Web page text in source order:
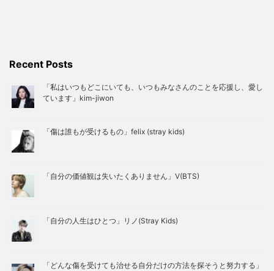
Recent Posts
「私はいつもどこにいても、いつもみなさんのことを応援し、愛し
ています」kim-jiwon
「傷は誰もが受けるもの」felix (stray kids)
「自分の価値観は失いたくありません」V(BTS)
「自分の人生はひとつ」リノ(Stray Kids)
「どんな傷を受けても治せる自分だけの方法を探そうと努力する」